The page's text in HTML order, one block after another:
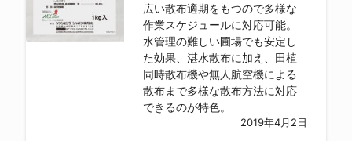
広い散布適期をもつので多様な
作業スケジュールに対応可能。
水管理の難しい圃場でも安定し
た効果、湛水散布に加え、田植
同時散布機や無人航空機による
散布まで多様な散布方法に対応
できるのが特色。
2019年4月2日